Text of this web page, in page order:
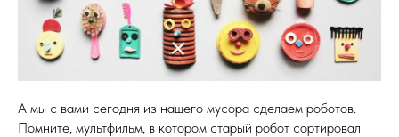
А мы с вами сегодня из нашего мусора сделаем роботов.
Помните, мультфильм, в котором старый робот сортировал